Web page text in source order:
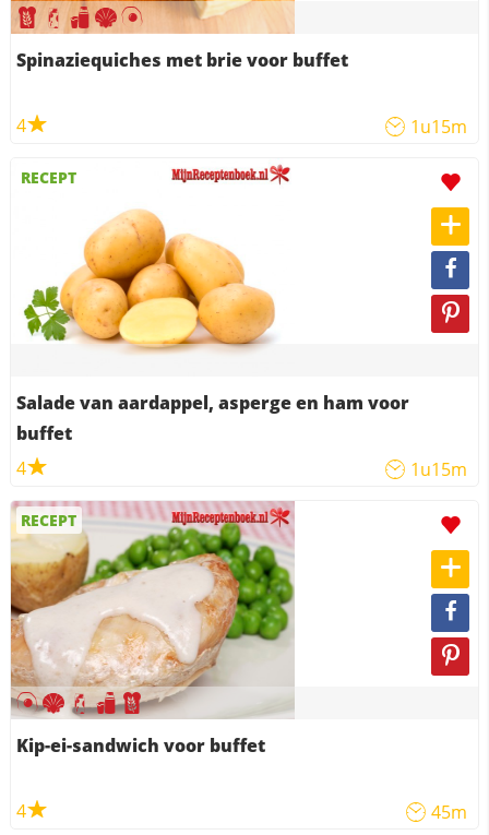
Spinaziequiches met brie voor buffet
4 1u15m
RECEPT
Salade van aardappel, asperge en ham voor
buffet
4
1u15m
RECEPT
Kip-ei-sandwich voor buffet
4 45m